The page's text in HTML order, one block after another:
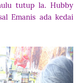
tutup la. Hubby
Emanis ada kedai